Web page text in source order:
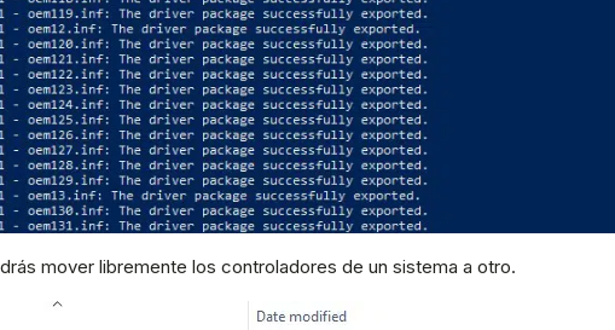
mover libremente los controladores de un sistema a otro.